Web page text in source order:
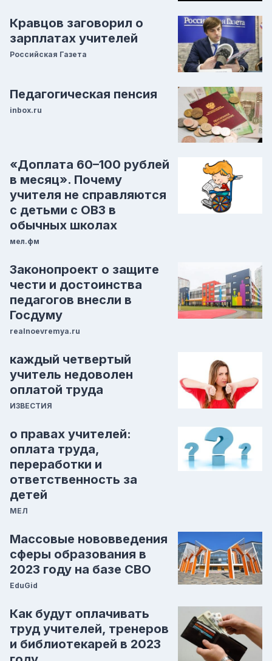
Кравцов заговорил о
зарплатах учителей
Российская Газета
Педагогическая пенсия
inbox.ru
«Доплата 60–100 рублей
в месяц». Почему
учителя не справляются
с детьми с ОВЗ в
обычных школах
мел.фм
Законопроект о защите
чести и достоинства
педагогов внесли в
Госдуму
realnoevremya.ru
каждый четвертый
учитель недоволен
оплатой труда
ИЗВЕСТИЯ
о правах учителей:
оплата труда,
переработки и
ответственность за
детей
МЕЛ
Массовые нововведения
сферы образования в
2023 году на базе СВО
EduGid
Как будут оплачивать
труд учителей, тренеров
и библиотекарей в 2023